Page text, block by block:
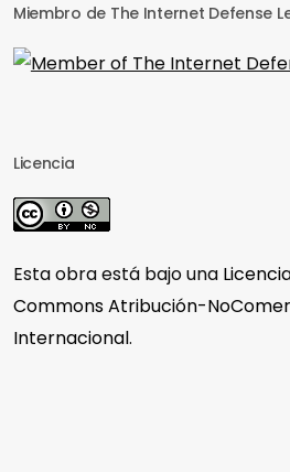
Miembro de The Internet Defense
Licencia
Esta obra está bajo una
Commons Atribución-
Internacional.